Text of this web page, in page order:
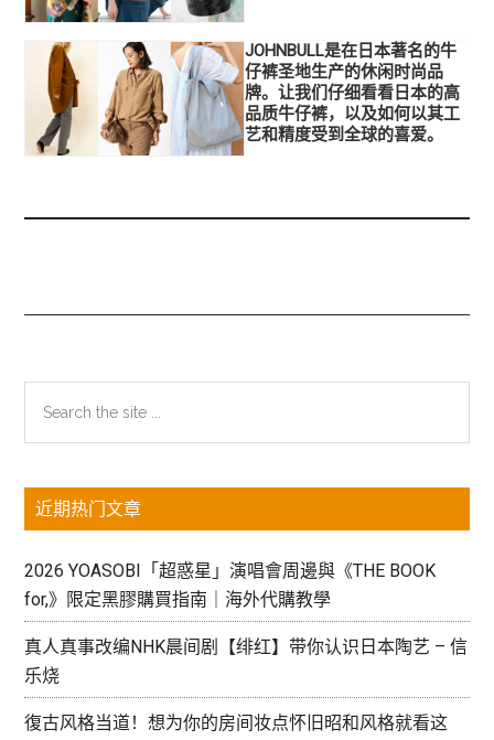
JOHNBULL是在日本著名的牛
仔裤圣地生产的休闲时尚品
牌。让我们仔细看看日本的高
品质牛仔裤，以及如何以其工
艺和精度受到全球的喜爱。
主
侧
边
栏
the
近期热门文章
2026 YOASOBI「超惑星」演唱會周邊與《THE BOOK
for,》限定黑膠購買指南｜海外代購教學
真人真事改编NHK晨间剧【绯红】带你认识日本陶艺 – 信
乐烧
復古风格当道！想为你的房间妆点怀旧昭和风格就看这